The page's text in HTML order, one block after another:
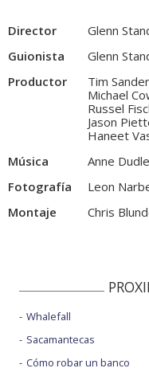
Director
Glenn
Guionista
Glenn
Productor
Tim
Michael
Russel
Jason
Haneet
Música
Anne
Fotografía
Leon
Montaje
Chris
Whalefall
Sacamantecas
Cómo robar un banco